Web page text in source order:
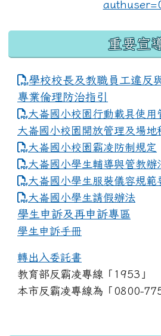
重要宣
學校校長及教職員工違反
專業倫理防治指引
大崙國小校園行動載具使用
大崙國小校園開放管理及場地
大崙國小校園霸凌防制規定
大崙國小學生輔導與管教辦
大崙國小學生服裝儀容規範
link to https://
大崙國小學生請假辦法
學生申訴及再申訴專區
學生申訴手冊
轉出入委託書
教育部反霸凌專線「1953」
本市反霸凌專線為「0800-